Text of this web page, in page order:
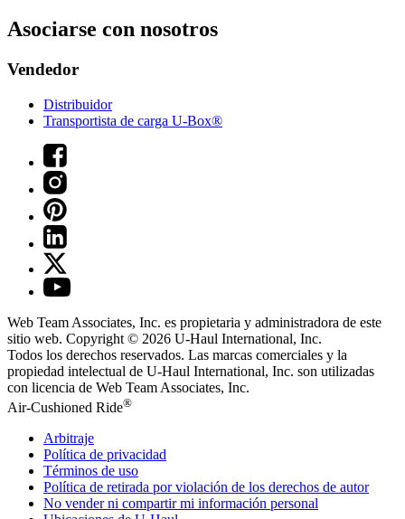
Asociarse con nosotros
Vendedor
Distribuidor
Transportista de carga U-Box®
Web Team Associates, Inc. es propietaria y administradora de este
sitio web. Copyright © 2026 U-Haul International, Inc.
Todos los derechos reservados. Las marcas comerciales y la
propiedad intelectual de U-Haul International, Inc. son utilizadas
con licencia de Web Team Associates, Inc.
Air-Cushioned Ride®
Arbitraje
Política de privacidad
Términos de uso
Política de retirada por violación de los derechos de autor
No vender ni compartir mi información personal